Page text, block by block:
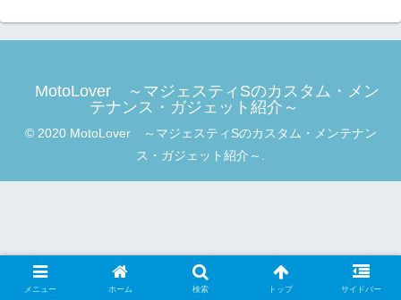
MotoLover ～マジェスティSのカスタム・メン
テナンス・ガジェット紹介～
© 2020 MotoLover ～マジェスティSのカスタム・メンテナン
ス・ガジェット紹介～.
メニュー ホーム 検索 トップ サイドバー